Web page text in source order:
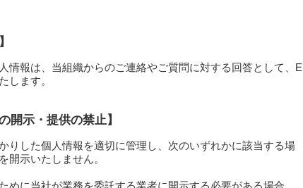
情報は、当組織からのご連絡やご質問に対する回答として、E
します。
開示・提供の禁止】
りした個人情報を適切に管理し、次のいずれかに該当する場
開示いたしません。
めに当社が業務を委託する業者に開示する必要がある場合